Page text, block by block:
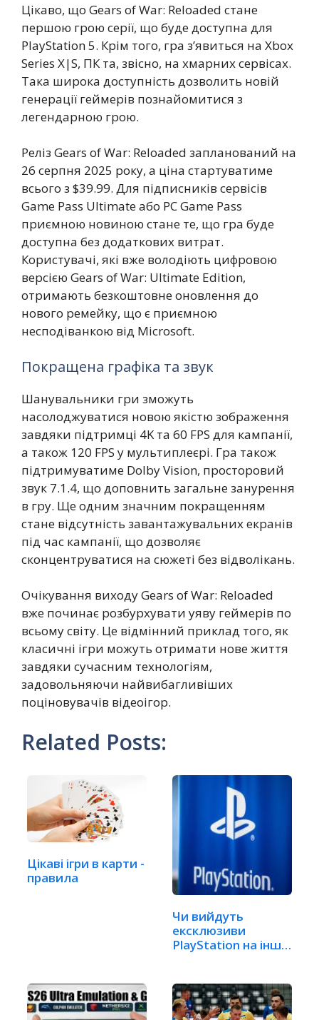
Цікаво, що Gears of War: Reloaded стане
першою грою серії, що буде доступна для
PlayStation 5. Крім того, гра з’явиться на Xbox
Series X|S, ПК та, звісно, на хмарних сервісах.
Така широка доступність дозволить новій
генерації геймерів познайомитися з
легендарною грою.
Реліз Gears of War: Reloaded запланований на
26 серпня 2025 року, а ціна стартуватиме
всього з $39.99. Для підписників сервісів
Game Pass Ultimate або PC Game Pass
приємною новиною стане те, що гра буде
доступна без додаткових витрат.
Користувачі, які вже володіють цифровою
версією Gears of War: Ultimate Edition,
отримають безкоштовне оновлення до
нового ремейку, що є приємною
несподіванкою від Microsoft.
Покращена графіка та звук
Шанувальники гри зможуть
насолоджуватися новою якістю зображення
завдяки підтримці 4K та 60 FPS для кампанії,
а також 120 FPS у мультиплеєрі. Гра також
підтримуватиме Dolby Vision, просторовий
звук 7.1.4, що доповнить загальне занурення
в гру. Ще одним значним покращенням
стане відсутність завантажувальних екранів
під час кампанії, що дозволяє
сконцентруватися на сюжеті без відволікань.
Очікування виходу Gears of War: Reloaded
вже починає розбурхувати уяву геймерів по
всьому світу. Це відмінний приклад того, як
класичні ігри можуть отримати нове життя
завдяки сучасним технологіям,
задовольняючи найвибагливіших
поціновувачів відеоігор.
Related Posts:
Цікаві ігри в карти -
правила
Чи вийдуть
ексклюзиви
PlayStation на інші